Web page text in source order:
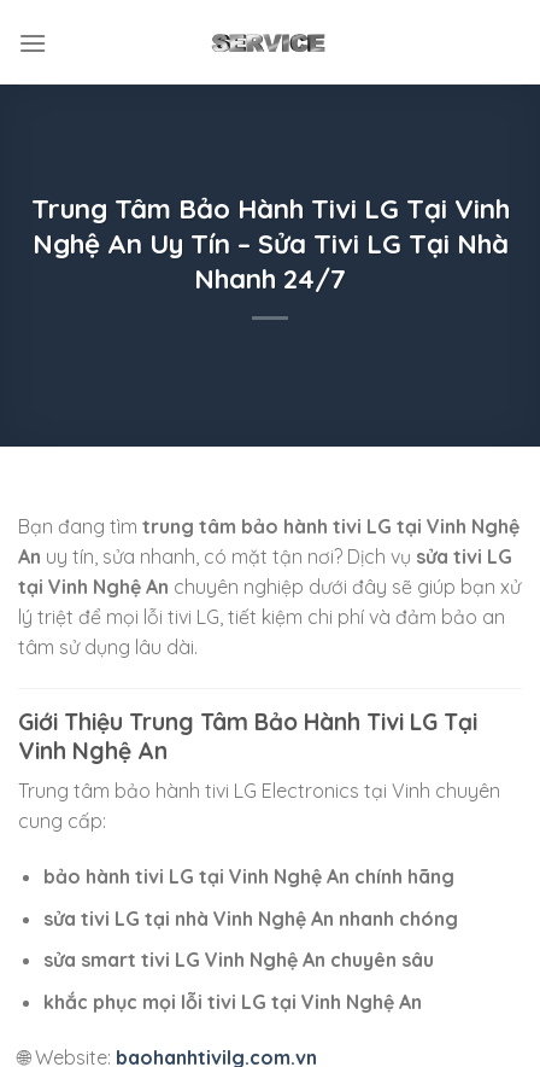
Trung Tâm Bảo Hành Tivi LG Tại Vinh
Nghệ An Uy Tín – Sửa Tivi LG Tại Nhà
Nhanh 24/7
Bạn đang tìm trung tâm bảo hành tivi LG tại Vinh Nghệ
An uy tín, sửa nhanh, có mặt tận nơi? Dịch vụ sửa tivi LG
tại Vinh Nghệ An chuyên nghiệp dưới đây sẽ giúp bạn xử
lý triệt để mọi lỗi tivi LG, tiết kiệm chi phí và đảm bảo an
tâm sử dụng lâu dài.
Giới Thiệu Trung Tâm Bảo Hành Tivi LG Tại
Vinh Nghệ An
Trung tâm bảo hành tivi LG Electronics tại Vinh chuyên
cung cấp:
bảo hành tivi LG tại Vinh Nghệ An chính hãng
sửa tivi LG tại nhà Vinh Nghệ An nhanh chóng
sửa smart tivi LG Vinh Nghệ An chuyên sâu
khắc phục mọi lỗi tivi LG tại Vinh Nghệ An
🌐 Website: baohanhtivilg.com.vn